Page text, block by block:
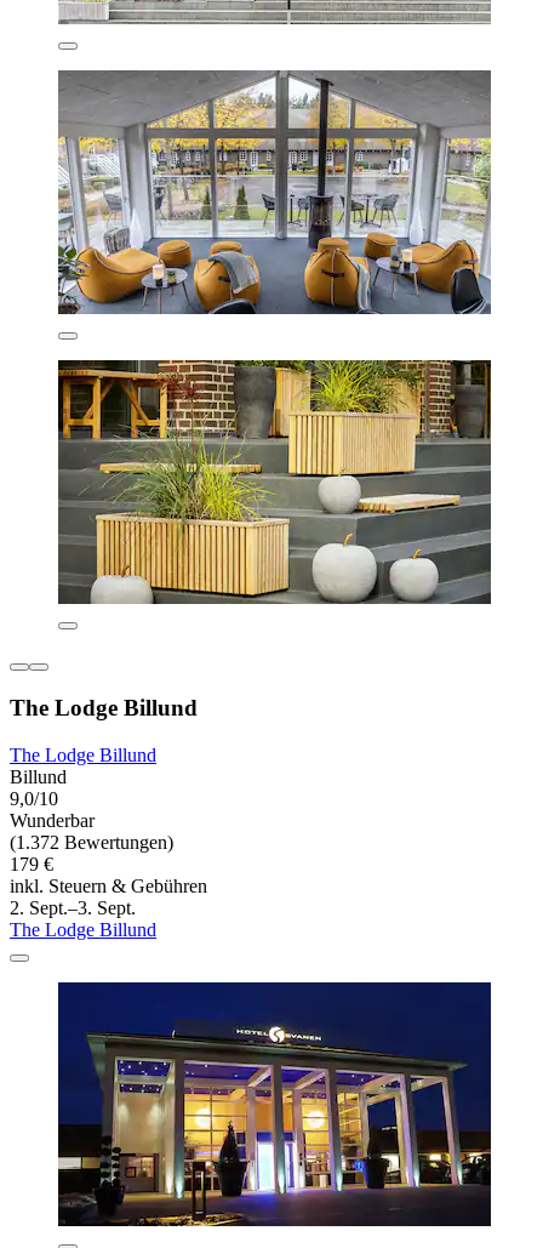
The Lodge Billund
The Lodge Billund
Billund
9,0/10
Wunderbar
(1.372 Bewertungen)
179 €
inkl. Steuern & Gebühren
2. Sept.–3. Sept.
The Lodge Billund